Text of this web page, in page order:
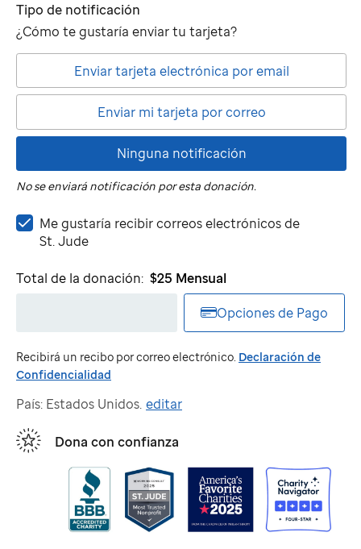
Tipo de notificación
¿Cómo te gustaría enviar tu tarjeta?
Enviar tarjeta electrónica por email
Enviar mi tarjeta por correo
Ninguna notificación
No se enviará notificación por esta donación.
Me
gustaría
correos
Me gustaría recibir correos electrónicos de
St. Jude
Total de la donación: $25 Mensual
Opciones de Pago
Recibirá un recibo por correo electrónico. Declaración de
Confidencialidad
País: Estados Unidos. editar
Dona con confianza